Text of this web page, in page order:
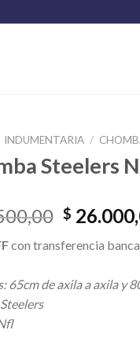
INDUMENTARIA /
Steelers
El
original
$
$
con transferencia
65cm de axila a axila y